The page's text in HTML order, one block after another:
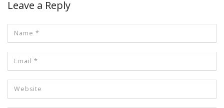
Leave a Reply